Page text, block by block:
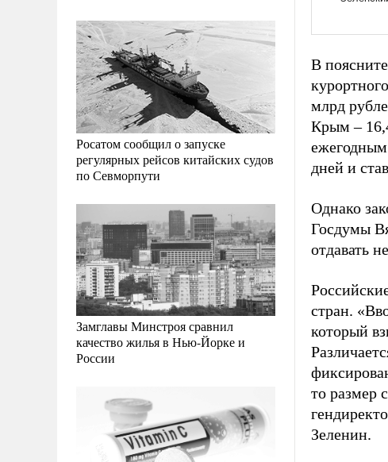
Росатом сообщил о запуске
регулярных рейсов китайских судов
по Севморпути
Замглавы Минстроя сравнил
качество жилья в Нью-Йорке и
России
В
млрд
Крым –
ежегодным
дней и
Однако
Госдумы
отдавать
стран.
который
то размер
Зеленин.